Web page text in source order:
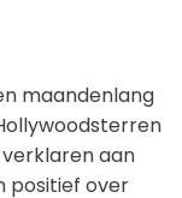
maandenlang
aan
positief over